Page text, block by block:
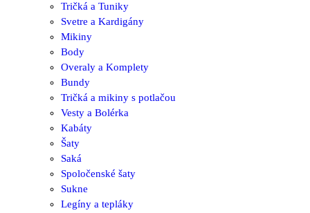
Tričká a Tuniky
Svetre a Kardigány
Mikiny
Body
Overaly a Komplety
Bundy
Tričká a mikiny s potlačou
Vesty a Bolérka
Kabáty
Šaty
Saká
Spoločenské šaty
Sukne
Legíny a tepláky